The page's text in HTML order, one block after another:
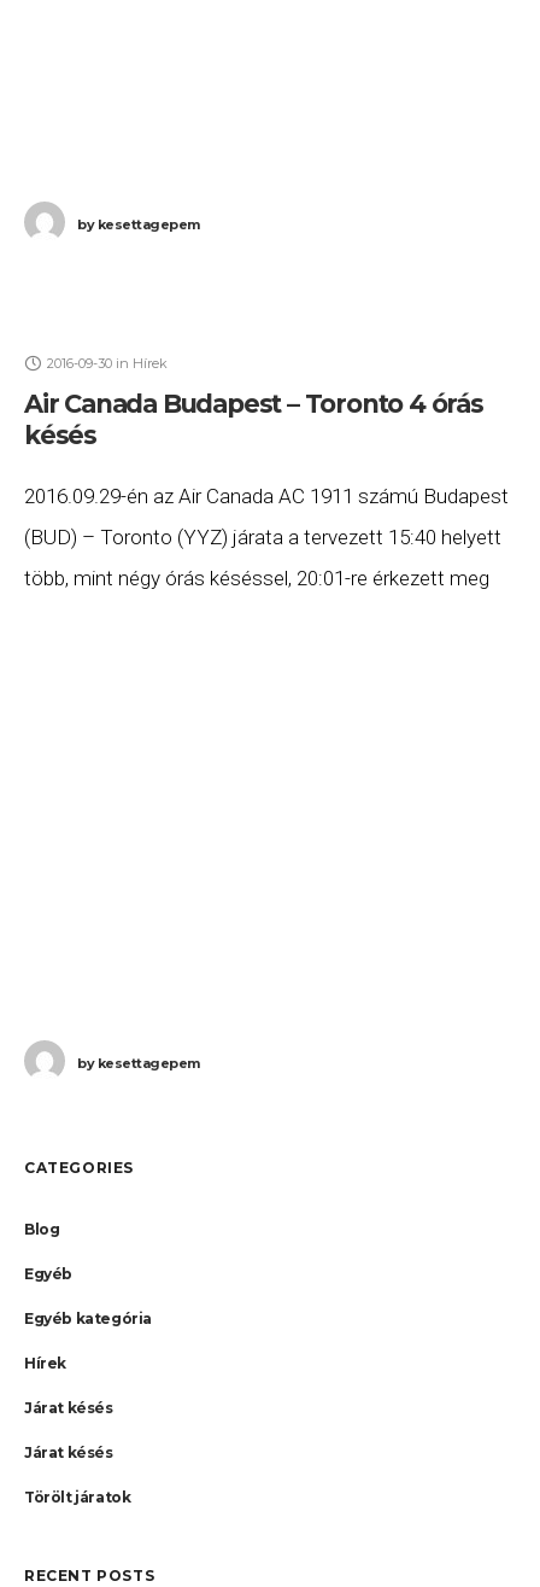
bykesettagepem
2016-09-30 in Hírek
Air Canada Budapest – Toronto 4 órás
késés
2016.09.29-én az Air Canada AC 1911 számú Budapest
(BUD) – Toronto (YYZ) járata a tervezett 15:40 helyett
több, mint négy órás késéssel, 20:01-re érkezett meg
bykesettagepem
CATEGORIES
Blog
Egyéb
Egyéb kategória
Hírek
Járat késés
Járat késés
Törölt járatok
RECENT POSTS